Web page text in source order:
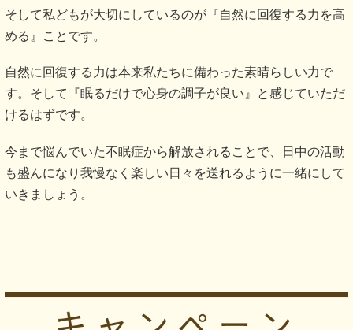
そして私どもが大切にしているのが『自然に回復する力を高
める』ことです。
自然に回復する力は本来私たちに備わった素晴らしい力で
す。そして『眠るだけで心身の調子が良い』と感じていただ
けるはずです。
今まで悩んでいた不眠症から解放されることで、日中の活動
も盛んになり我慢なく楽しい日々を送れるように一緒にして
いきましょう。